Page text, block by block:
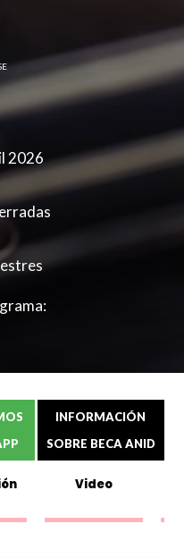
2026
INFORMACIÓN
SOBRE BECA ANID
Video
y puedes